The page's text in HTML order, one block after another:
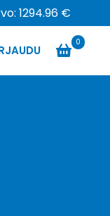
1294.96 €
0